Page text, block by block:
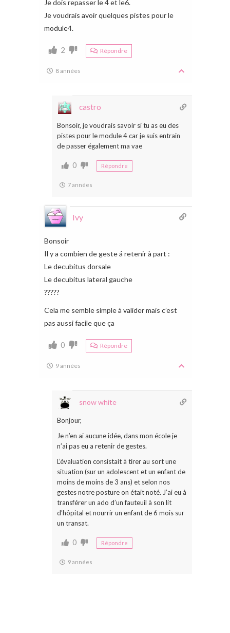
Je dois repasser le 4 et le6.
Je voudrais avoir quelques pistes pour le
module4.
2 Répondre
8 années
castro
Bonsoir, je voudrais savoir si tu as eu des
pistes pour le module 4 car je suis entrain
de passer également ma vae
0 Répondre
7 années
Ivy
Bonsoir
Il y a combien de geste á retenir à part :
Le decubitus dorsale
Le decubitus lateral gauche
?????
Cela me semble simple à valider mais c’est
pas aussi facile que ça
0 Répondre
9 années
snow white
Bonjour,
Je n’en ai aucune idée, dans mon école je
n’ai pas eu a retenir de gestes.
L’évaluation consistait à tirer au sort une
situation (sur un adolescent et un enfant de
moins de moins de 3 ans) et selon nos
gestes notre posture on était noté. J’ai eu à
transférer un ado d’un fauteuil à son lit
d’hôpital et nourrir un enfant de 6 mois sur
un transat.
0 Répondre
9 années